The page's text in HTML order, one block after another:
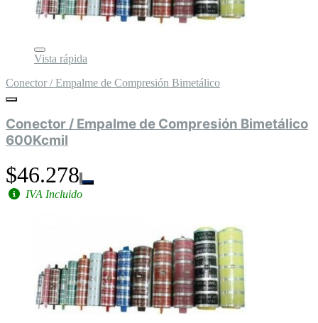
Vista rápida
Conector / Empalme de Compresión Bimetálico
Conector / Empalme de Compresión Bimetálico
600Kcmil
$46.278
IVA Incluido